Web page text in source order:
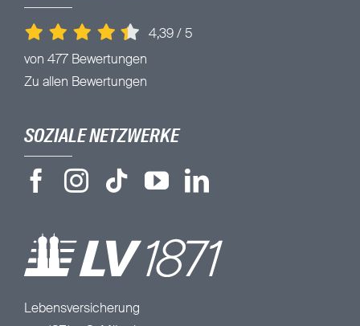
4,39/ 5
von 477 Bewertungen
Zu allen Bewertungen
SOZIALE NETZWERKE
Lebensversicherung